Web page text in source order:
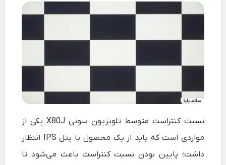
نسبت کنتراست متوسط تلویزیون سونی X80J یکی از
مواردی است که باید از یک محصول با پنل IPS انتظار
داشت؛ پایین بودن نسبت کنتراست باعث می‌شود تا